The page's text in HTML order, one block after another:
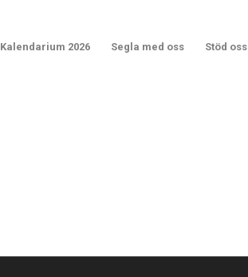
Kalendarium 2026 Segla med oss Stöd oss